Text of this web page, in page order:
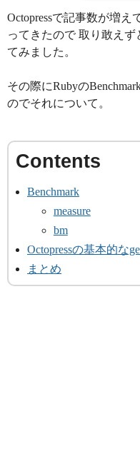
Octopressで記事数が増え
ってきたので 取り敢え
てみました。
その際にRubyの
のでそれについて。
Benchmark
measure
bm
Octopressの基本的な
まとめ